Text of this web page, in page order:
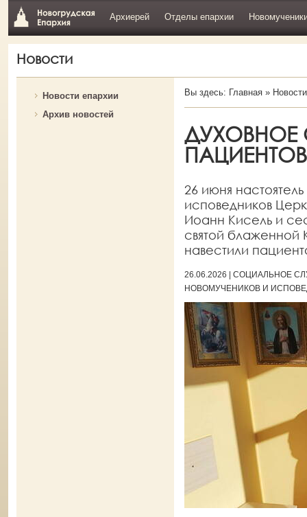
Архиерей Отделы епархии
Новости
Новости епархии
Архив новостей
Вы здесь: Главная» Новости
ДУХОВНОЕ
26 июня
исповедников
Иоанн Кисель и
святой блаженной
навестили
26.06.2026 | СОЦИАЛЬНОЕ
НОВОМУЧЕНИКОВ И